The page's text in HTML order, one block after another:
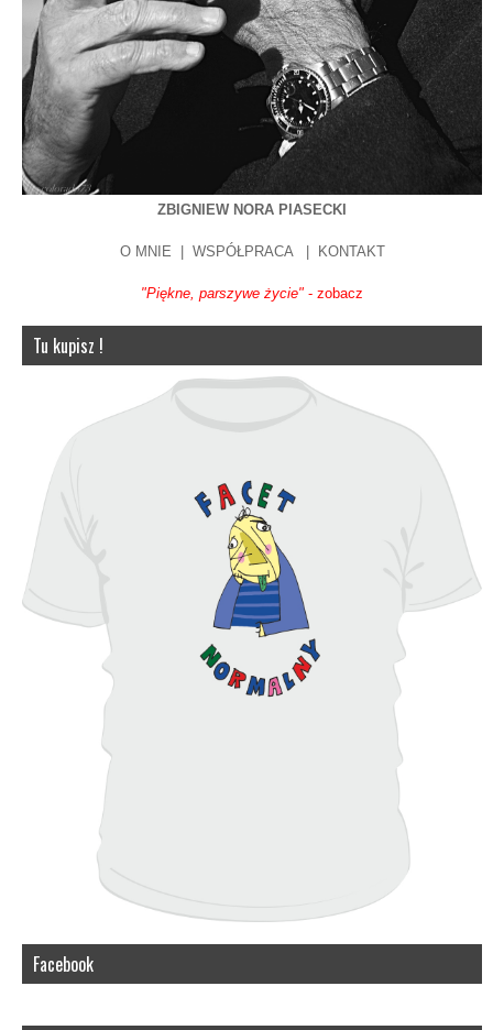
ZBIGNIEW NORA PIASECKI
O MNIE WSPÓŁPRACA| KONTAKT
"Piękne, parszywe życie" - zobacz
Tu kupisz !
Facebook